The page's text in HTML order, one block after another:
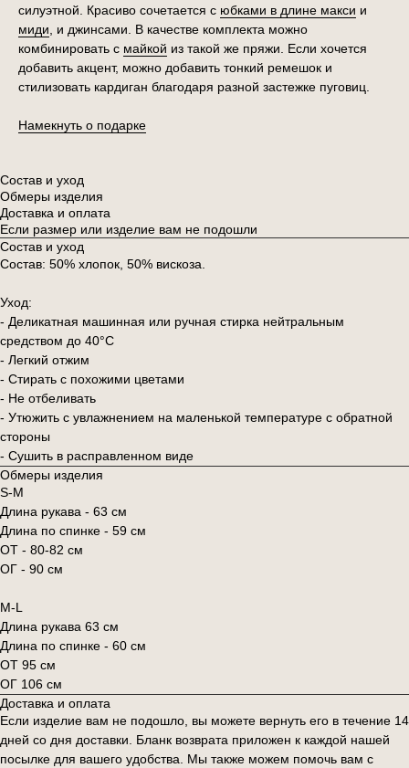
силуэтной. Красиво сочетается с юбками в длине макси и
миди, и джинсами. В качестве комплекта можно
комбинировать с майкой из такой же пряжи. Если хочется
добавить акцент, можно добавить тонкий ремешок и
стилизовать кардиган благодаря разной застежке пуговиц.
Намекнуть о подарке
Состав и уход
Обмеры изделия
Доставка и оплата
Если размер или изделие вам не подошли
Состав и уход
Состав: 50% хлопок, 50% вискоза.
Уход:
- Деликатная машинная или ручная стирка нейтральным
средством до 40°C
- Легкий отжим
- Стирать с похожими цветами
- Не отбеливать
- Утюжить с увлажнением на маленькой температуре с обратной
стороны
- Сушить в расправленном виде
Обмеры изделия
S-M
Длина рукава - 63 см
Длина по спинке - 59 см
ОТ - 80-82 см
ОГ - 90 см
M-L
Длина рукава 63 см
Длина по спинке - 60 см
ОТ 95 см
ОГ 106 см
Доставка и оплата
Если изделие вам не подошло, вы можете вернуть его в течение 14
дней со дня доставки. Бланк возврата приложен к каждой нашей
посылке для вашего удобства. Мы также можем помочь вам с